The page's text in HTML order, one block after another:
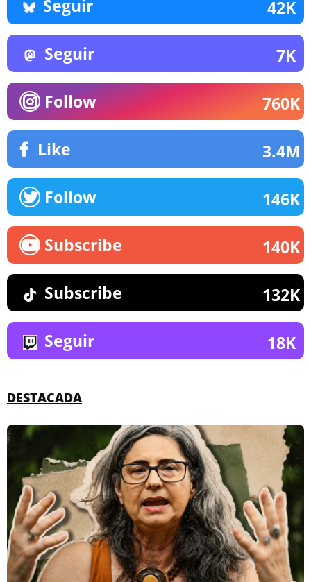
Seguir 42K
Seguir 7K
Follow 760K
Like 3.4M
Follow 146K
Subscribe 140K
Subscribe 132K
Seguir 18K
DESTACADA